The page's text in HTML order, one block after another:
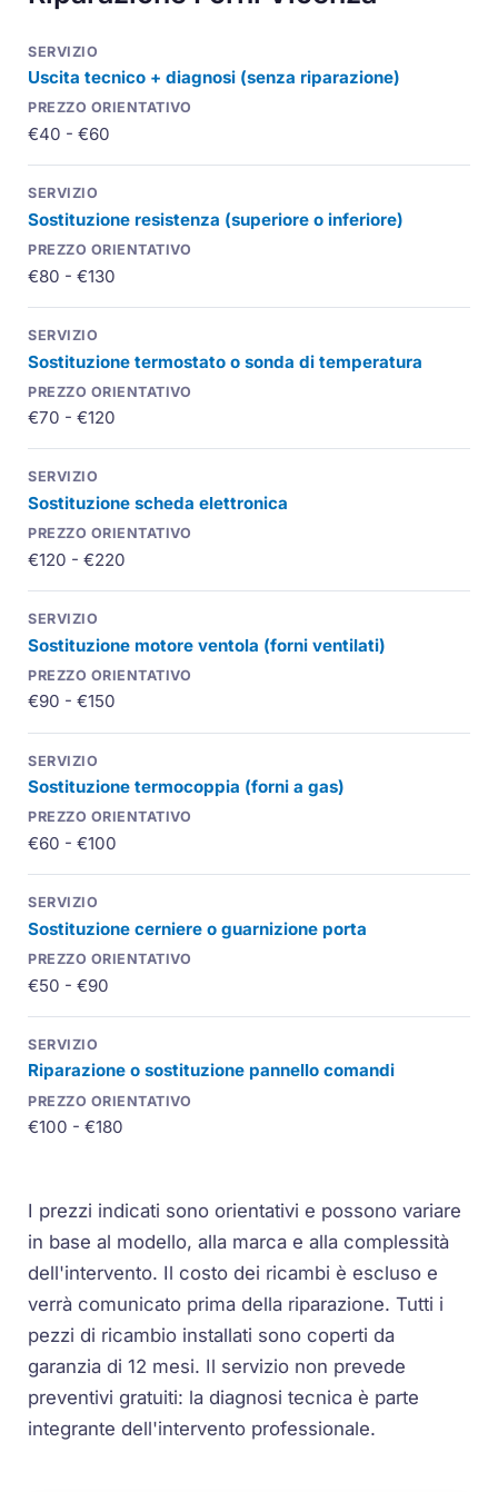
Uscita tecnico + diagnosi (senza riparazione)
€40 - €60
Sostituzione resistenza (superiore o inferiore)
€80 - €130
Sostituzione termostato o sonda di temperatura
€70 - €120
Sostituzione scheda elettronica
€120 - €220
Sostituzione motore ventola (forni ventilati)
€90 - €150
Sostituzione termocoppia (forni a gas)
€60 - €100
Sostituzione cerniere o guarnizione porta
€50 - €90
Riparazione o sostituzione pannello comandi
€100 - €180
I prezzi indicati sono orientativi e possono variare
in base al modello, alla marca e alla complessità
dell'intervento. Il costo dei ricambi è escluso e
verrà comunicato prima della riparazione. Tutti i
pezzi di ricambio installati sono coperti da
garanzia di 12 mesi. Il servizio non prevede
preventivi gratuiti: la diagnosi tecnica è parte
integrante dell'intervento professionale.